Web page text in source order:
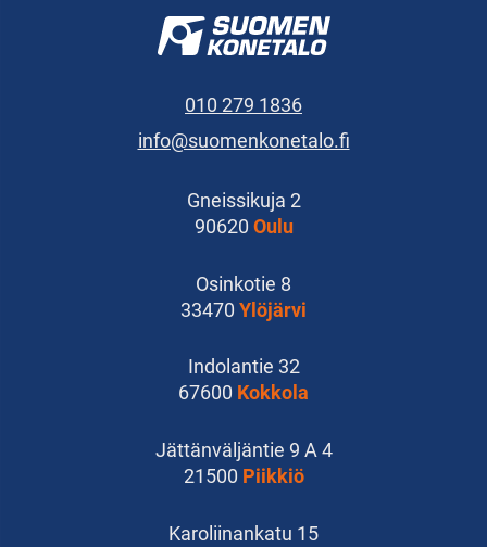
010 279 1836
info@suomenkonetalo.fi
Gneissikuja 2
90620 Oulu
Osinkotie 8
33470 Ylöjärvi
Indolantie 32
67600 Kokkola
Jättänväljäntie 9 A 4
21500 Piikkiö
Karoliinankatu 15